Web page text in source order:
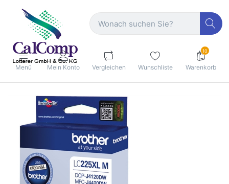
Menü Mein Konto Vergleichen Wunschliste
10
Warenkorb